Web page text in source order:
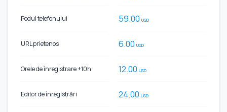
Podul telefonului
URL prietenos
Orele de înregistrare +10h
Editor de înregistrări
59.00 USD
6.00 USD
12.00 USD
24.00 USD